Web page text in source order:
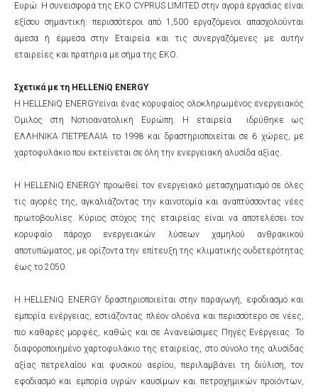
Ευρώ. Η συνεισφορά της ΕΚΟ CYPRUS LIMITED στην αγορά εργασίας είναι
εξίσου σημαντική: περισσότεροι από 1,500 εργαζόμενοι απασχολούνται
άμεσα ή έμμεσα στην Εταιρεία και τις συνεργαζόμενες με αυτήν
εταιρείες και πρατήρια με σήμα της ΕΚΟ.
Σχετικά με τη HELLENiQ ENERGY
Η HELLENiQ ENERGYείναι ένας κορυφαίος ολοκληρωμένος ενεργειακός
Όμιλος στη Νοτιοανατολική Ευρώπη. Η εταιρεία ιδρύθηκε ως
ΕΛΛΗΝΙΚΑ ΠΕΤΡΕΛΑΙΑ το 1998 και δραστηριοποιείται σε 6 χώρες, με
χαρτοφυλάκιο που εκτείνεται σε όλη την ενεργειακή αλυσίδα αξίας.
Η HELLENiQ ENERGY προωθεί τον ενεργειακό μετασχηματισμό σε όλες
τις αγορές της, αγκαλιάζοντας την καινοτομία και αναπτύσσοντας νέες
πρωτοβουλίες. Κύριος στόχος της εταιρείας είναι να αποτελέσει τον
κορυφαίο πάροχο ενεργειακών λύσεων χαμηλού ανθρακικού
αποτυπώματος, με ορίζοντα την επίτευξη της κλιματικής ουδετερότητας
έως το 2050.
Η HELLENiQ ENERGY δραστηριοποιείται στην παραγωγή, εφοδιασμό και
εμπορία ενέργειας, εστιάζοντας πλέον ολοένα και περισσότερο σε νέες,
πιο καθαρές μορφές, καθώς και σε Ανανεώσιμες Πηγές Ενέργειας. Το
διαφοροποιημένο χαρτοφυλάκιο της εταιρείας, στο σύνολο της αλυσίδας
αξίας πετρελαίου και φυσικού αερίου, περιλαμβάνει τη διύλιση, τον
εφοδιασμό και εμπορία υγρών καυσίμων και πετροχημικών προϊόντων,